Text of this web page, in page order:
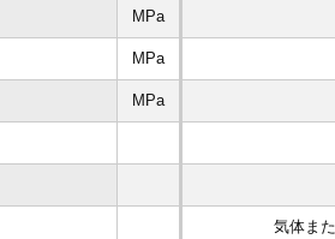
MPa
MPa
MPa
気体ま